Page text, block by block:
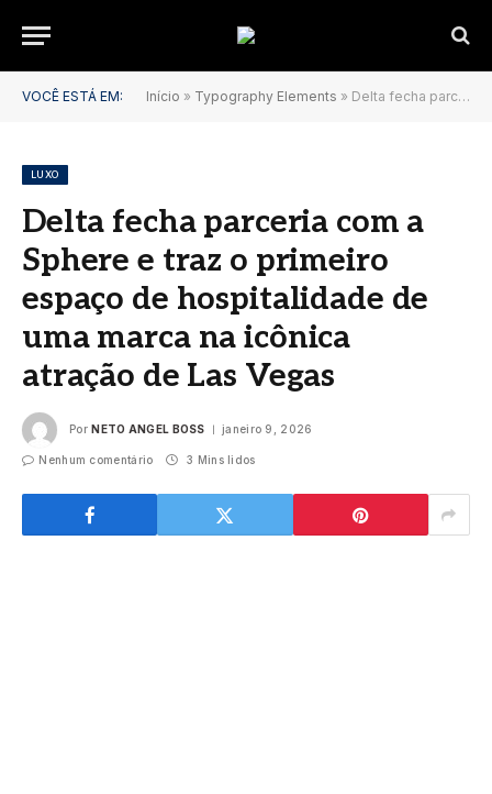
VOCÊ ESTÁ EM: Início » Typography Elements » Delta fecha parceria com a Sphere e traz o primeiro espaço de hospitalidade de uma marca na icônica atração de Las Vegas
LUXO
Delta fecha parceria com a
Sphere e traz o primeiro
espaço de hospitalidade de
uma marca na icônica
atração de Las Vegas
Por NETO ANGEL BOSS janeiro 9, 2026
Nenhum comentário 3 Mins lidos